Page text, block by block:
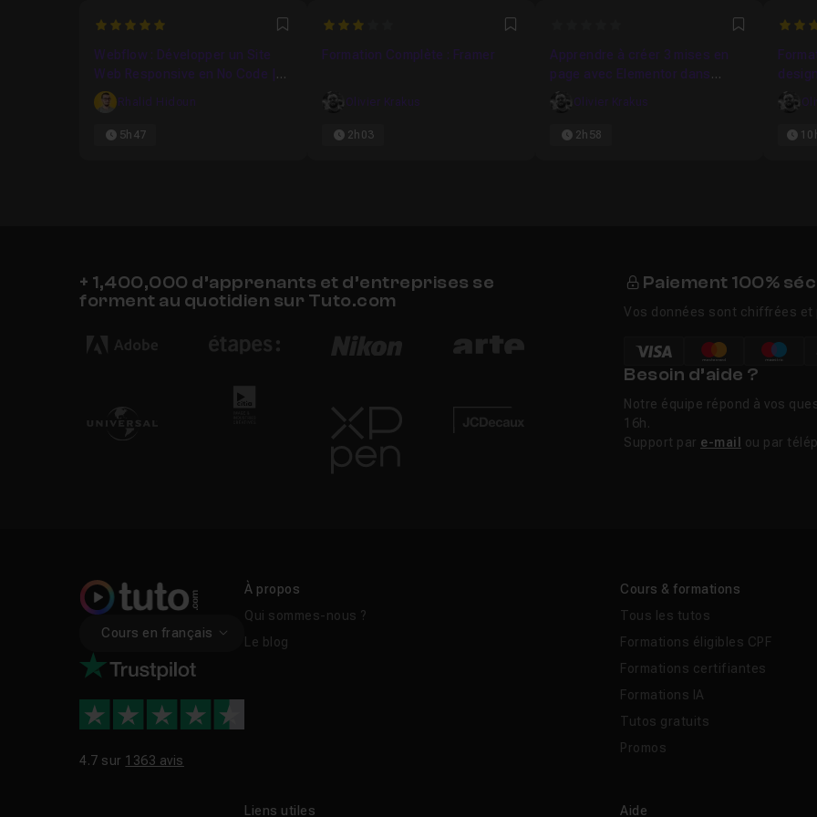
5 Favori
Webflow : Développer un Site
Web Responsive en No Code |
2025
Rhalid Hidoun
5h47
3 Favori
Formation Complète : Framer
Olivier Krakus
2h03
Favori
Apprendre à créer 3 mises en
page avec Elementor dans
WordPress
Olivier Krakus
2h58
5
Make
+ 1,400,000 d’apprenants et d’entreprises se
forment au quotidien sur Tuto.com
Paiement 100%
Vos données sont chiffrées
Besoin d’aide ?
Notre équipe répond à vos
16h.
Support par e-mail ou par
Cours en français
4.7 sur 1363 avis
À propos
Qui sommes-nous ?
Le blog
Cours & formations
Tous les tutos
Formations éligibles CPF
Formations certifiantes
Formations IA
Tutos gratuits
Promos
Liens utiles Aide